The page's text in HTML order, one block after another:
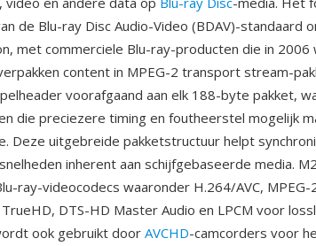
de Blu-ray Disc Audio-Video (BDAV)-standaard
met commerciele Blu-ray-producten die in 2006
content in MPEG-2 transport stream-
voorafgaand aan elk 188-byte pakket,
die preciezere timing en foutheerstel mogelijk
Deze uitgebreide pakketstructuur helpt
inherent aan schijfgebaseerde media.
ray-videocodecs waaronder H.264/AVC, MPEG-
DTS-HD Master Audio en LPCM voor
ook gebruikt door AVCHD-camcorders voor